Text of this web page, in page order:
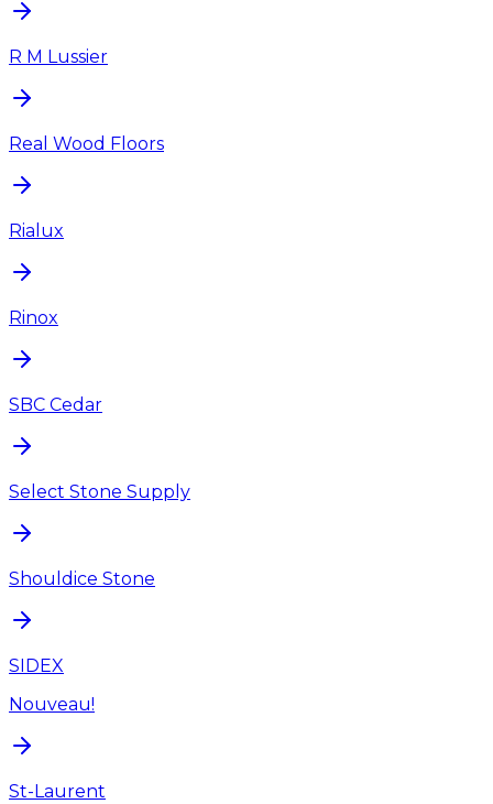
R M Lussier
Real Wood Floors
Rialux
Rinox
SBC Cedar
Select Stone Supply
Shouldice Stone
SIDEX
Nouveau!
St-Laurent